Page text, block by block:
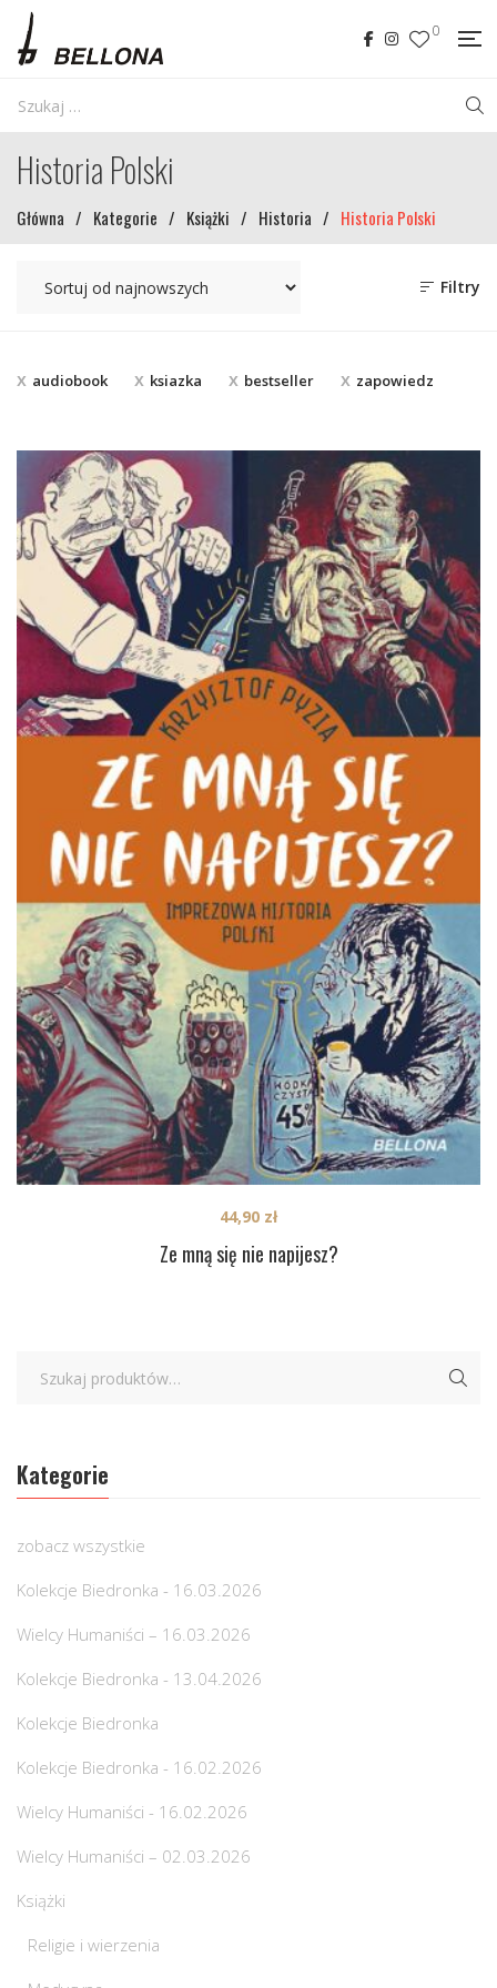
0
Historia Polski
Główna / Kategorie / Książki / Historia / Historia Polski
Filtry
audiobook ksiazka bestseller zapowiedz
Ze mną się nie napijesz?
44,90 zł
Kategorie
zobacz wszystkie
Kolekcje Biedronka - 16.03.2026
Wielcy Humaniści – 16.03.2026
Kolekcje Biedronka - 13.04.2026
Kolekcje Biedronka
Kolekcje Biedronka - 16.02.2026
Wielcy Humaniści - 16.02.2026
Wielcy Humaniści – 02.03.2026
Książki
Religie i wierzenia